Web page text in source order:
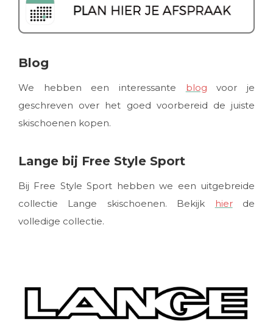
Blog
We hebben een interessante blog voor je
geschreven over het goed voorbereid de juiste
skischoenen kopen.
Lange bij Free Style Sport
Bij Free Style Sport hebben we een uitgebreide
collectie Lange skischoenen. Bekijk
hierde
volledige collectie.